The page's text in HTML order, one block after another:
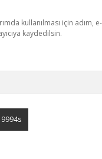
kullanılması için adım,
kaydedilsin.